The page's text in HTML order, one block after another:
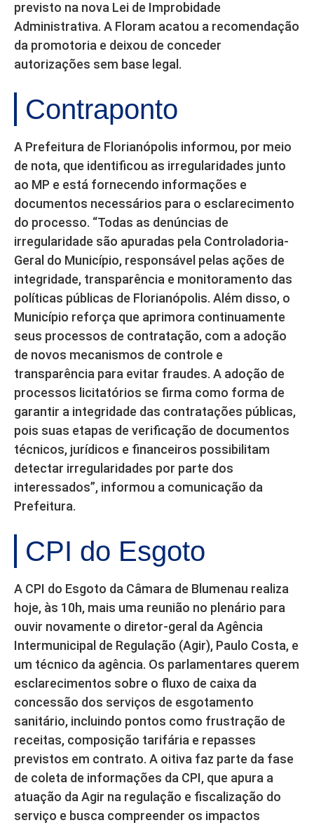
previsto na nova Lei de Improbidade
Administrativa. A Floram acatou a recomendação
da promotoria e deixou de conceder
autorizações sem base legal.
Contraponto
A Prefeitura de Florianópolis informou, por meio
de nota, que identificou as irregularidades junto
ao MP e está fornecendo informações e
documentos necessários para o esclarecimento
do processo. “Todas as denúncias de
irregularidade são apuradas pela Controladoria-
Geral do Município, responsável pelas ações de
integridade, transparência e monitoramento das
políticas públicas de Florianópolis. Além disso, o
Município reforça que aprimora continuamente
seus processos de contratação, com a adoção
de novos mecanismos de controle e
transparência para evitar fraudes. A adoção de
processos licitatórios se firma como forma de
garantir a integridade das contratações públicas,
pois suas etapas de verificação de documentos
técnicos, jurídicos e financeiros possibilitam
detectar irregularidades por parte dos
interessados”, informou a comunicação da
Prefeitura.
CPI do Esgoto
A CPI do Esgoto da Câmara de Blumenau realiza
hoje, às 10h, mais uma reunião no plenário para
ouvir novamente o diretor-geral da Agência
Intermunicipal de Regulação (Agir), Paulo Costa, e
um técnico da agência. Os parlamentares querem
esclarecimentos sobre o fluxo de caixa da
concessão dos serviços de esgotamento
sanitário, incluindo pontos como frustração de
receitas, composição tarifária e repasses
previstos em contrato. A oitiva faz parte da fase
de coleta de informações da CPI, que apura a
atuação da Agir na regulação e fiscalização do
serviço e busca compreender os impactos